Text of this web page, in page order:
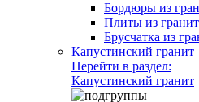
Бордюры из
Плиты из
Брусчатка из
Капустинский гранит
Перейти в раздел:
Капустинский гранит